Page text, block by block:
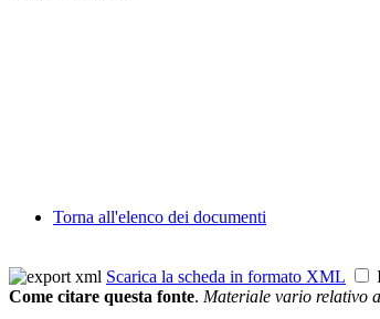
Torna all'elenco dei documenti
Scarica la scheda in formato XML
Come citare questa fonte. Materiale vario relativo